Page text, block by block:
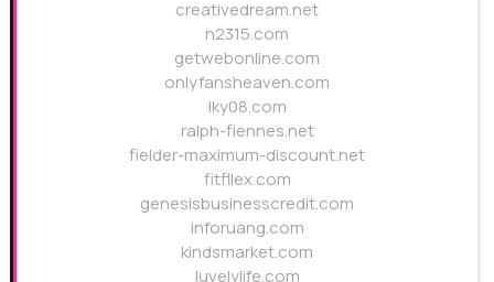
creativedream.net
n2315.com
getwebonline.com
onlyfansheaven.com
lky08.com
ralph-fiennes.net
fielder-maximum-discount.net
fitfllex.com
genesisbusinesscredit.com
inforuang.com
kindsmarket.com
luvelylife.com